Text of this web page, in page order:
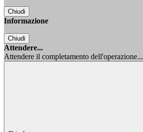
Chiudi
Informazione
Chiudi
Attendere...
Attendere il completamento dell'operazione...